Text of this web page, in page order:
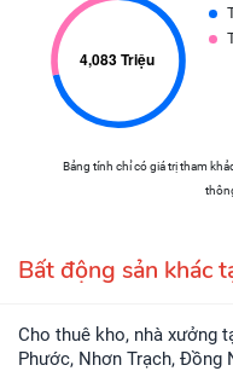
Bảng tính chỉ có giá trị tham
Bất động sản khác
Cho thuê kho, nhà xưởng tại Đường Nguyễn Ái Quốc, Hiệp
Phước, Nhơn Trạch,